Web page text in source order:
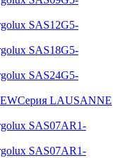
SAS12G5-
SAS18G5-
SAS24G5-
Серия LAUSANNE
SAS07AR1-
SAS07AR1-